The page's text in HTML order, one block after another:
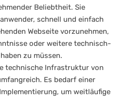
Beliebtheit. Sie
schnell und einfach
Webseite vorzunehmen,
oder weitere technisch-
zu müssen.
technische Infrastruktur von
Es bedarf einer
um weitläufige